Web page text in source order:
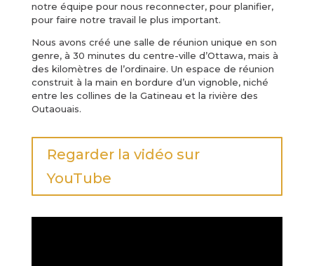
notre équipe pour nous reconnecter, pour planifier,
pour faire notre travail le plus important.
Nous avons créé une salle de réunion unique en son
genre, à 30 minutes du centre-ville d’Ottawa, mais à
des kilomètres de l’ordinaire. Un espace de réunion
construit à la main en bordure d’un vignoble, niché
entre les collines de la Gatineau et la rivière des
Outaouais.
Regarder la vidéo sur
YouTube